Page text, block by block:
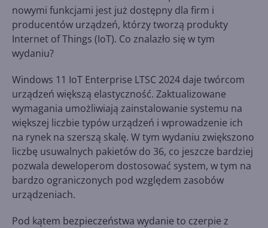
nowymi funkcjami jest już dostępny dla firm i
producentów urządzeń, którzy tworzą produkty
Internet of Things (IoT). Co znalazło się w tym
wydaniu?
Windows 11 IoT Enterprise LTSC 2024 daje twórcom
urządzeń większą elastyczność. Zaktualizowane
wymagania umożliwiają zainstalowanie systemu na
większej liczbie typów urządzeń i wprowadzenie ich
na rynek na szerszą skalę. W tym wydaniu zwiększono
liczbę usuwalnych pakietów do 36, co jeszcze bardziej
pozwala deweloperom dostosować system, w tym na
bardzo ograniczonych pod względem zasobów
urządzeniach.
Pod kątem bezpieczeństwa wydanie to czerpie z